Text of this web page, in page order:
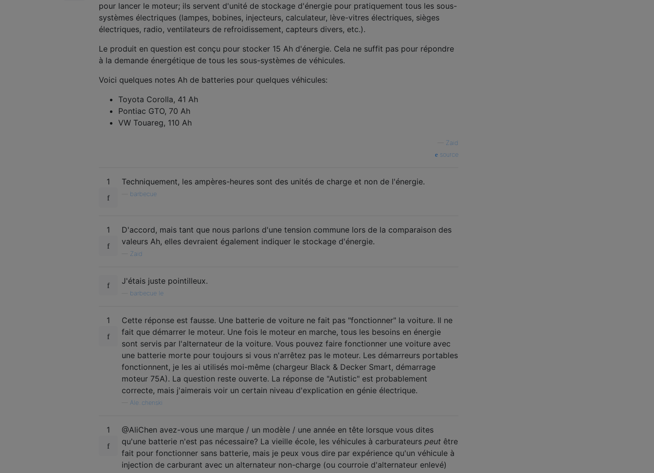
pour lancer le moteur; ils servent d'unité de stockage d'énergie pour pratiquement tous les sous-
systèmes électriques (lampes, bobines, injecteurs, calculateur, lève-vitres électriques, sièges
électriques, radio, ventilateurs de refroidissement, capteurs divers, etc.).
Le produit en question est conçu pour stocker 15 Ah d'énergie. Cela ne suffit pas pour répondre
à la demande énergétique de tous les sous-systèmes de véhicules.
Voici quelques notes Ah de batteries pour quelques véhicules:
Toyota Corolla, 41 Ah
Pontiac GTO, 70 Ah
VW Touareg, 110 Ah
Zaid
source
1 Techniquement, les ampères-heures sont des unités de charge et non de l'énergie.
barbecue
1
D'accord, mais tant que nous parlons d'une tension commune lors de la comparaison des
valeurs Ah, elles devraient également indiquer le stockage d'énergie.
Zaid
J'étais juste pointilleux.
barbecue le
1
Cette réponse est fausse. Une batterie de voiture ne fait pas "fonctionner" la voiture. Il ne
fait que démarrer le moteur. Une fois le moteur en marche, tous les besoins en énergie
sont servis par l'alternateur de la voiture. Vous pouvez faire fonctionner une voiture avec
une batterie morte pour toujours si vous n'arrêtez pas le moteur. Les démarreurs portables
fonctionnent, je les ai utilisés moi-même (chargeur Black & Decker Smart, démarrage
moteur 75A). La question reste ouverte. La réponse de "Autistic" est probablement
correcte, mais j'aimerais voir un certain niveau d'explication en génie électrique.
Ale..chenski
1
@AliChen avez-vous une marque / un modèle / une année en tête lorsque vous dites
qu'une batterie n'est pas nécessaire? La vieille école, les véhicules à carburateurs peut être
fait pour fonctionner sans batterie, mais je peux vous dire par expérience qu'un véhicule à
injection de carburant avec un alternateur non-charge (ou courroie d'alternateur enlevé)